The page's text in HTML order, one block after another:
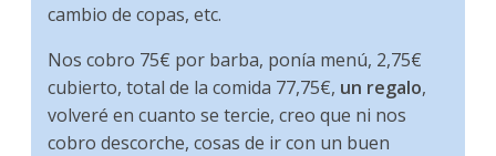
cambio de copas, etc.
Nos cobro 75€ por barba, ponía menú, 2,75€
cubierto, total de la comida 77,75€, un regalo,
volveré en cuanto se tercie, creo que ni nos
cobro descorche, cosas de ir con un buen